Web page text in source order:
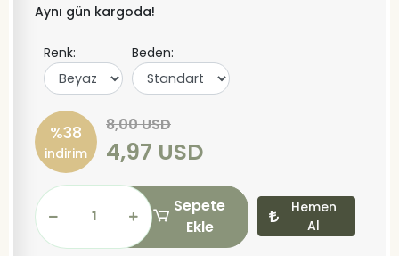
Aynı gün kargoda!
Renk: Beden:
%38
indirim
8,00 USD
4,97 USD
Sepete
Ekle
Hemen
Al